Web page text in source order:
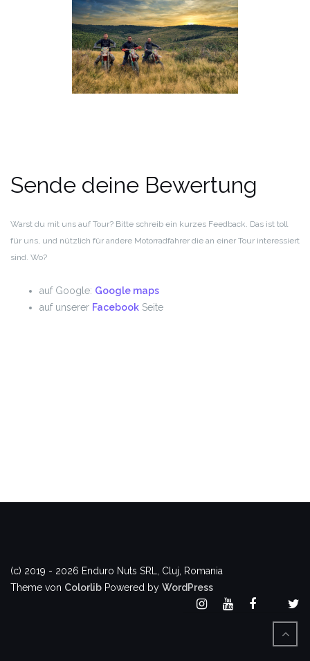
Sende deine Bewertung
Warst du mit uns auf Tour? Bitte schreib ein kurzes Feedback. Das ist toll
für uns, und nützlich für andere Motorradfahrer die an einer Tour interessiert
sind. Wo?
auf Google: Google maps
auf unserer Facebook Seite
(c) 2019 - 2026 Enduro Nuts SRL, Cluj, Romania
Theme von Colorlib Powered by WordPress